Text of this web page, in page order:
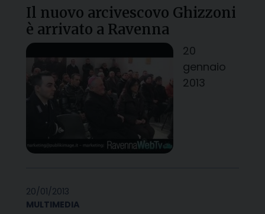
Il nuovo arcivescovo Ghizzoni
è arrivato a Ravenna
20
gennaio
2013
20/01/2013
MULTIMEDIA